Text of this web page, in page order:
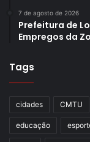
7 de agosto de 2026
Prefeitura de
Empregos da
Tags
cidades CMTU
educação